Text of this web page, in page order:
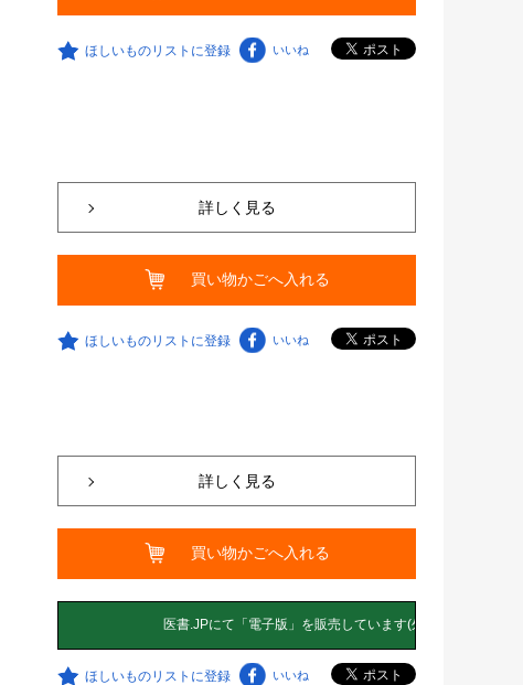
ほしいものリストに登録 いいね
詳しく見る
買い物かごへ入れる
ほしいものリストに登録 いいね
詳しく見る
買い物かごへ入れる
ほしいものリストに登録 いいね